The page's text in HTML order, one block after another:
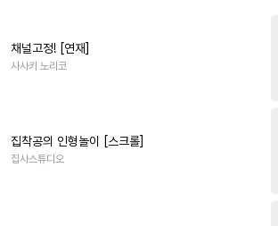
채널고정! [연재]
사사키 노리코
집착공의 인형놀이 [스크롤]
집사스튜디오